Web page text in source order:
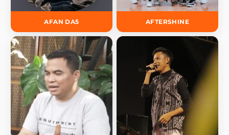
AFAN DA5 AFTERSHINE